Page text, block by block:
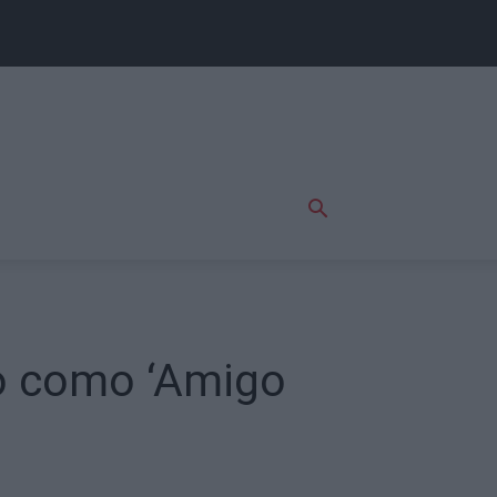
‘Amigo